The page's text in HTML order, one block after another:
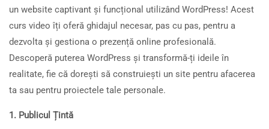
un website captivant și funcțional utilizând WordPress! Acest
curs video îți oferă ghidajul necesar, pas cu pas, pentru a
dezvolta și gestiona o prezență online profesională.
Descoperă puterea WordPress și transformă-ți ideile în
realitate, fie că dorești să construiești un site pentru afacerea
ta sau pentru proiectele tale personale.
1. Publicul Țintă